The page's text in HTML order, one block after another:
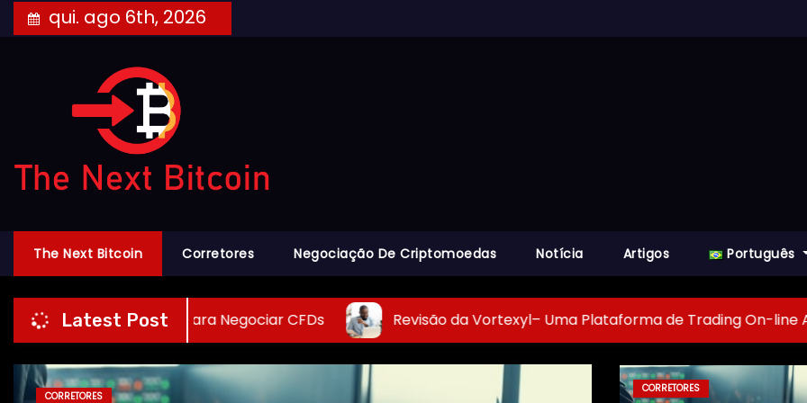
to
qui. ago 6th, 2026
The Next Bitcoin Corretores Negociação De Criptomoedas Notícia Artigos Português
Latest Post
Segura para Negociar CFDs Revisão da Vortexyl– Uma Plataforma de Trading On-line Avançada e
NEGOCIAÇÃO DE CRIPTOMOEDAS NEGOCIAÇÃO DE
CORRETORES